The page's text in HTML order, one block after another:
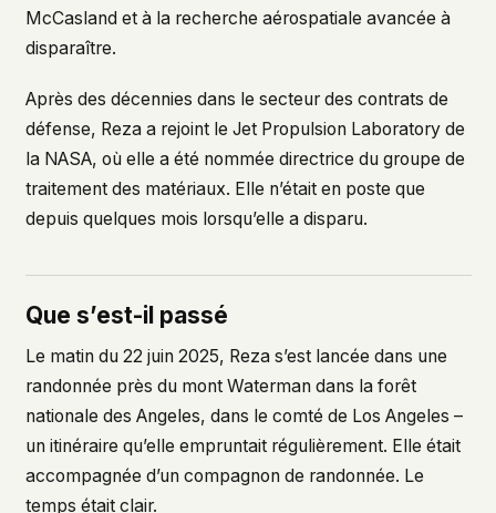
McCasland et à la recherche aérospatiale avancée à
disparaître.
Après des décennies dans le secteur des contrats de
défense, Reza a rejoint le Jet Propulsion Laboratory de
la NASA, où elle a été nommée directrice du groupe de
traitement des matériaux. Elle n’était en poste que
depuis quelques mois lorsqu’elle a disparu.
Que s’est-il passé
Le matin du 22 juin 2025, Reza s’est lancée dans une
randonnée près du mont Waterman dans la forêt
nationale des Angeles, dans le comté de Los Angeles –
un itinéraire qu’elle empruntait régulièrement. Elle était
accompagnée d’un compagnon de randonnée. Le
temps était clair.